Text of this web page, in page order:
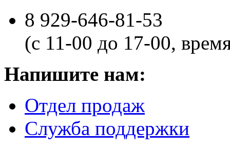
8 929-646-81-53
(с 11-00 до 17-00,
Напишите нам:
Отдел продаж
Служба поддержки